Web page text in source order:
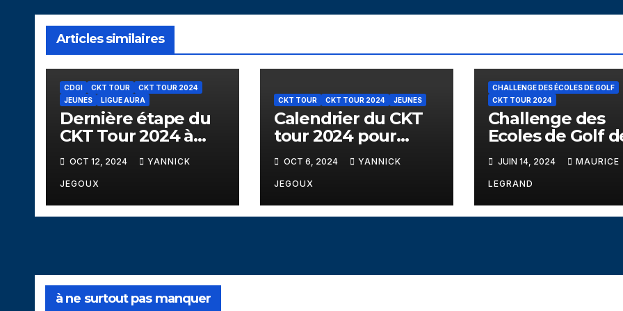
Articles similaires
CDGI CKT TOUR
CKT TOUR 2024
JEUNES
LIGUE AURA
Dernière étape du
CKT Tour 2024 à
Bresson le 12
octobre
OCT 12, 2024 YANNICK
JEGOUX
CKT TOUR CKT TOUR 2024 JEUNES
Calendrier du CKT
tour 2024 pour
l’Isère
OCT 6, 2024 YANNICK
JEGOUX
CHALLENGE DES ÉCOLES DE GOLF
CKT TOUR 2024
Challenge des
Ecoles de Golf
l’Isère
JUIN 14, 2024 MAURICE
LEGRAND
à ne surtout pas manquer